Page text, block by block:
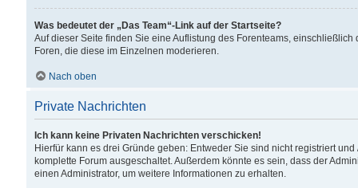
Was bedeutet der „Das Team“-Link auf der Startseite?
Auf dieser Seite finden Sie eine Auflistung des Forenteams,
Foren, die diese im Einzelnen moderieren.
Nach oben
Private Nachrichten
Ich kann keine Privaten Nachrichten verschicken!
Hierfür kann es drei Gründe geben: Entweder Sie sind nicht registriert
komplette Forum ausgeschaltet. Außerdem könnte es sein, dass der
einen Administrator, um weitere Informationen zu erhalten.